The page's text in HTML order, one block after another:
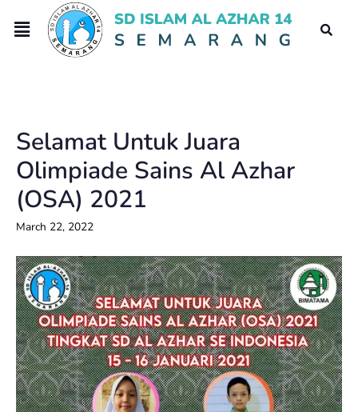
Selamat Untuk Juara
Olimpiade Sains Al Azhar
(OSA) 2021
March 22, 2022